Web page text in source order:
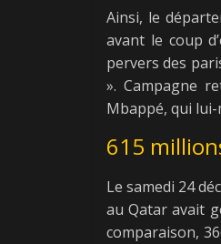
Ainsi, le
avant le coup
pervers des
». Campagne
Mbappé, qui
615
Le samedi 24
au Qatar avait
comparaison,